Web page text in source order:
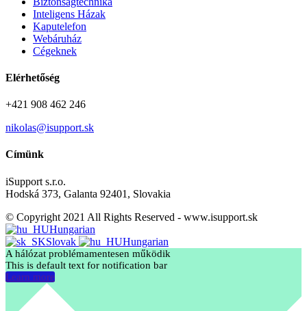
Inteligens Házak
Kaputelefon
Webáruház
Cégeknek
Elérhetőség
+421 908 462 246
nikolas@isupport.sk
Címünk
iSupport s.r.o.
Hodská 373, Galanta 92401, Slovakia
© Copyright 2021 All Rights Reserved - www.isupport.sk
Hungarian
Slovak
Hungarian
A hálózat problémamentesen működik
This is default text for notification bar
Learn more